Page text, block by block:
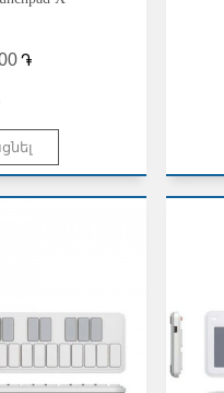
֏